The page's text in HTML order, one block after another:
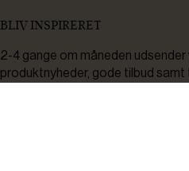
BLIV INSPIRERET
2-4 gange om måneden udsender
produktnyheder, gode tilbud samt